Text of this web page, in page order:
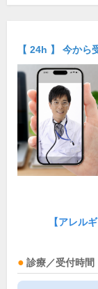
【 24h 】 今から
【アレル
診療／受付時間